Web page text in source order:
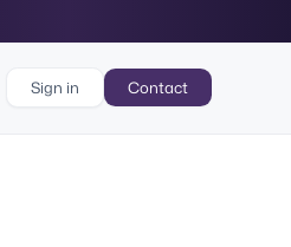
Sign in Contact